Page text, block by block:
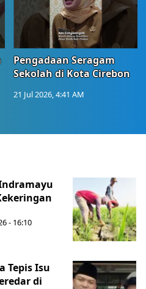
Pengadaan Seragam
Sekolah di Kota Cirebon
21 Jul 2026, 4:41 AM
- 16:10
Tepis Isu
di